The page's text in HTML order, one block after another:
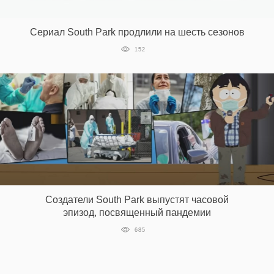
Сериал South Park продлили на шесть сезонов
152
Создатели South Park выпустят часовой
эпизод, посвященный пандемии
685